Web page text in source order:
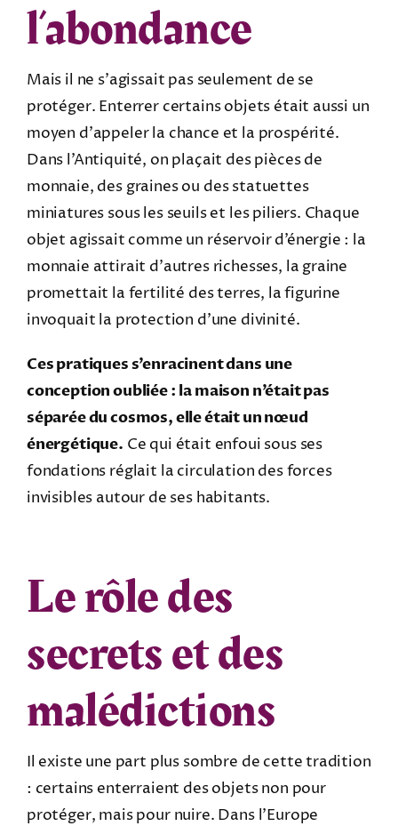
l’abondance
Mais il ne s’agissait pas seulement de se
protéger. Enterrer certains objets était aussi un
moyen d’appeler la chance et la prospérité.
Dans l’Antiquité, on plaçait des pièces de
monnaie, des graines ou des statuettes
miniatures sous les seuils et les piliers. Chaque
objet agissait comme un réservoir d’énergie : la
monnaie attirait d’autres richesses, la graine
promettait la fertilité des terres, la figurine
invoquait la protection d’une divinité.
Ces pratiques s’enracinent dans une
conception oubliée : la maison n’était pas
séparée du cosmos, elle était un nœud
énergétique. Ce qui était enfoui sous ses
fondations réglait la circulation des forces
invisibles autour de ses habitants.
Le rôle des
secrets et des
malédictions
Il existe une part plus sombre de cette tradition
: certains enterraient des objets non pour
protéger, mais pour nuire. Dans l’Europe